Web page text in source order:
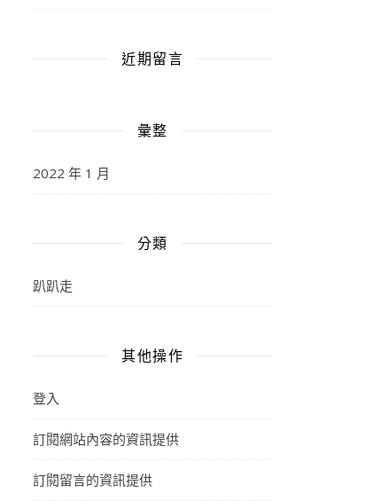
近期留言
彙整
2022 年 1 月
分類
趴趴走
其他操作
登入
訂閱網站內容的資訊提供
訂閱留言的資訊提供